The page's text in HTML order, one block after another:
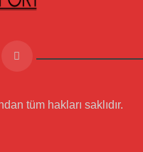
tüm hakları saklıdır.